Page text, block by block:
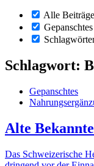
Alle Beiträge
Schlagwort:
Gepanschtes
Alte
Das Schweizerische